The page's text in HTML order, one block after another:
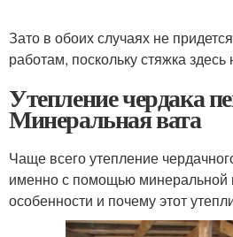
Зато в обоих случаях не
работам, поскольку стяжка здесь
Утепление чердака
Минеральная вата
Чаще всего утепление
именно с помощью минеральной
особенности и почему этот